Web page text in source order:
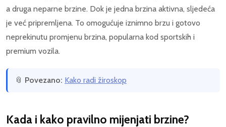
a druga neparne brzine. Dok je jedna brzina aktivna, sljedeća
je već pripremljena. To omogućuje iznimno brzu i gotovo
neprekinutu promjenu brzina, popularna kod sportskih i
premium vozila.
📎 Povezano: Kako radi žiroskop
Kada i kako pravilno mijenjati brzine?